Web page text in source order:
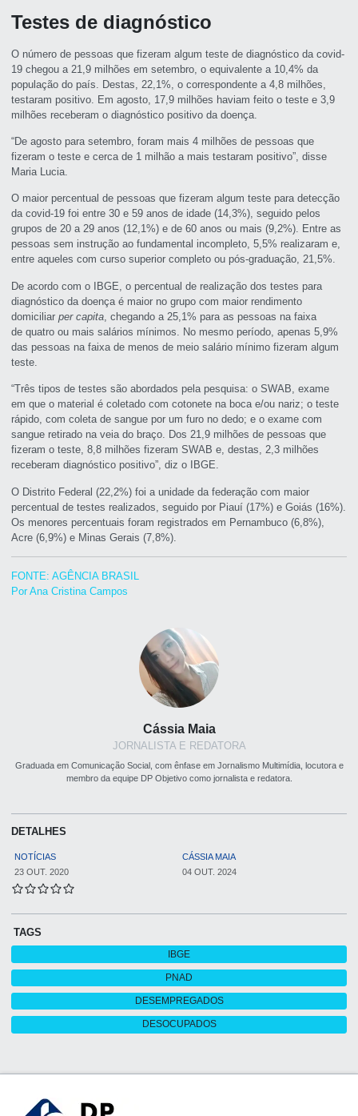
Cássia Maia
JORNALISTA E REDATORA
Graduada em Comunicação Social, com ênfase em Jornalismo Multimídia, locutora e
membro da equipe DP Objetivo como jornalista e redatora.
DETALHES
NOTÍCIAS
CÁSSIA MAIA
23 OUT. 2020
04 OUT. 2024
TAGS
IBGE
PNAD
DESEMPREGADOS
DESOCUPADOS
Testes de diagnóstico
O número de pessoas que fizeram algum teste de diagnóstico da covid-
19 chegou a 21,9 milhões em setembro, o equivalente a 10,4% da
população do país. Destas, 22,1%, o correspondente a 4,8 milhões,
testaram positivo. Em agosto, 17,9 milhões haviam feito o teste e 3,9
milhões receberam o diagnóstico positivo da doença.
“De agosto para setembro, foram mais 4 milhões de pessoas que
fizeram o teste e cerca de 1 milhão a mais testaram positivo”, disse
Maria Lucia.
O maior percentual de pessoas que fizeram algum teste para detecção
da covid-19 foi entre 30 e 59 anos de idade (14,3%), seguido pelos
grupos de 20 a 29 anos (12,1%) e de 60 anos ou mais (9,2%). Entre as
pessoas sem instrução ao fundamental incompleto, 5,5% realizaram e,
entre aqueles com curso superior completo ou pós-graduação, 21,5%.
De acordo com o IBGE, o percentual de realização dos testes para
diagnóstico da doença é maior no grupo com maior rendimento
domiciliarper capita , chegando a 25,1% para as pessoas na faixa
de quatro ou mais salários mínimos. No mesmo período, apenas 5,9%
das pessoas na faixa de menos de meio salário mínimo fizeram algum
teste.
“Três tipos de testes são abordados pela pesquisa: o SWAB, exame
em que o material é coletado com cotonete na boca e/ou nariz; o teste
rápido, com coleta de sangue por um furo no dedo; e o exame com
sangue retirado na veia do braço. Dos 21,9 milhões de pessoas que
fizeram o teste, 8,8 milhões fizeram SWAB e, destas, 2,3 milhões
receberam diagnóstico positivo”, diz o IBGE.
O Distrito Federal (22,2%) foi a unidade da federação com maior
percentual de testes realizados, seguido por Piauí (17%) e Goiás (16%).
Os menores percentuais foram registrados em Pernambuco (6,8%),
Acre (6,9%) e Minas Gerais (7,8%).
FONTE: AGÊNCIA BRASIL
Por Ana Cristina Campos